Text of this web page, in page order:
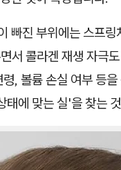
빠진 부위에는 스프
서 콜라겐 재생 자극
, 볼륨 손실 여부 등
태에 맞는 실'을 찾는